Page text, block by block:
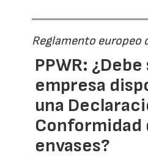
Reglamento europeo
PPWR: ¿Debe
empresa
una
Conformidad
envases?